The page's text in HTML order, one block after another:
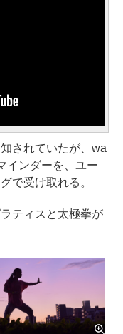
されていたが、wa
インダーを、ユー
で受け取れる。
ティスと太極拳が